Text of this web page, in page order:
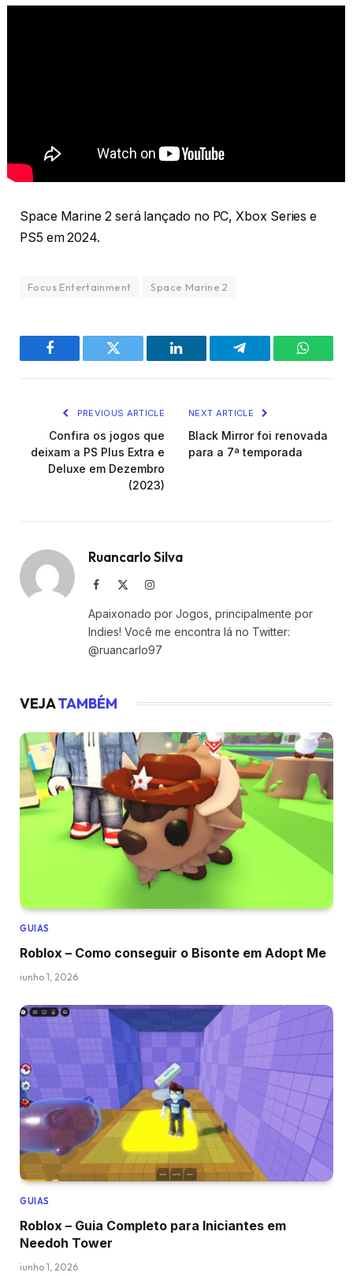
Space Marine 2 será lançado no PC, Xbox Series e
PS5 em 2024.
Focus Entertainment Space Marine 2
Facebook Twitter LinkedIn Telegram
PREVIOUS ARTICLE
Confira os jogos que
deixam a PS Plus Extra e
Deluxe em Dezembro
(2023)
NEXT ARTICLE
Black Mirror foi renovada
para a 7ª temporada
Ruancarlo Silva
Facebook Instagram
Apaixonado por Jogos, principalmente por
Indies! Você me encontra lá no Twitter:
@ruancarlo97
VEJATAMBÉM
GUIAS
Roblox – Como conseguir o Bisonte em Adopt Me
junho 1, 2026
GUIAS
Roblox – Guia Completo para Iniciantes em
Needoh Tower
junho 1, 2026